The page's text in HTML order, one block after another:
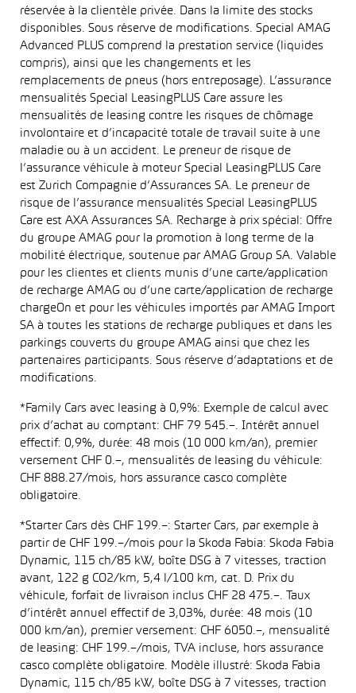
réservée à la clientèle privée. Dans la limite des stocks
disponibles. Sous réserve de modifications. Special AMAG
Advanced PLUS comprend la prestation service (liquides
compris), ainsi que les changements et les
remplacements de pneus (hors entreposage). L’assurance
mensualités Special LeasingPLUS Care assure les
mensualités de leasing contre les risques de chômage
involontaire et d’incapacité totale de travail suite à une
maladie ou à un accident. Le preneur de risque de
l’assurance véhicule à moteur Special LeasingPLUS Care
est Zurich Compagnie d’Assurances SA. Le preneur de
risque de l’assurance mensualités Special LeasingPLUS
Care est AXA Assurances SA. Recharge à prix spécial: Offre
du groupe AMAG pour la promotion à long terme de la
mobilité électrique, soutenue par AMAG Group SA. Valable
pour les clientes et clients munis d’une carte/application
de recharge AMAG ou d’une carte/application de recharge
chargeOn et pour les véhicules importés par AMAG Import
SA à toutes les stations de recharge publiques et dans les
parkings couverts du groupe AMAG ainsi que chez les
partenaires participants. Sous réserve d’adaptations et de
modifications.
*Family Cars avec leasing à 0,9%: Exemple de calcul avec
prix d’achat au comptant: CHF 79 545.–. Intérêt annuel
effectif: 0,9%, durée: 48 mois (10 000 km/an), premier
versement CHF 0.–, mensualités de leasing du véhicule:
CHF 888.27/mois, hors assurance casco complète
obligatoire.
*Starter Cars dès CHF 199.–: Starter Cars, par exemple à
partir de CHF 199.–/mois pour la Skoda Fabia: Skoda Fabia
Dynamic, 115 ch/85 kW, boîte DSG à 7 vitesses, traction
avant, 122 g CO2/km, 5,4 l/100 km, cat. D. Prix du
véhicule, forfait de livraison inclus CHF 28 475.–. Taux
d’intérêt annuel effectif de 3,03%, durée: 48 mois (10
000 km/an), premier versement: CHF 6050.–, mensualité
de leasing: CHF 199.–/mois, TVA incluse, hors assurance
casco complète obligatoire. Modèle illustré: Skoda Fabia
Dynamic, 115 ch/85 kW, boîte DSG à 7 vitesses, traction